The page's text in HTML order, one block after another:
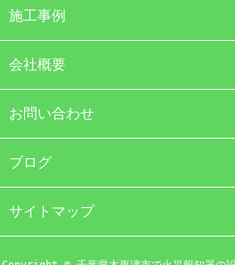
施工事例
会社概要
お問い合わせ
ブログ
サイトマップ